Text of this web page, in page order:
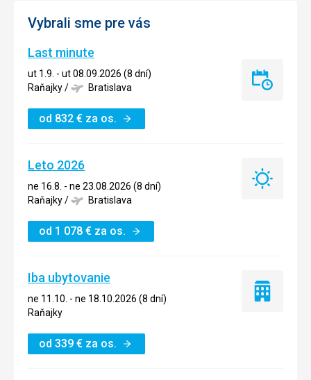
Vybrali sme pre vás
Last minute
ut 1.9. - ut 08.09.2026 (8 dní)
Raňajky/ Bratislava
od 832 € za os.
Last
Leto 2026
ne 16.8. - ne 23.08.2026 (8 dní)
Raňajky/ Bratislava
od 1 078 € za os.
Leto
Iba ubytovanie
ne 11.10. - ne 18.10.2026 (8 dní)
Raňajky
od 339 € za os.
Iba